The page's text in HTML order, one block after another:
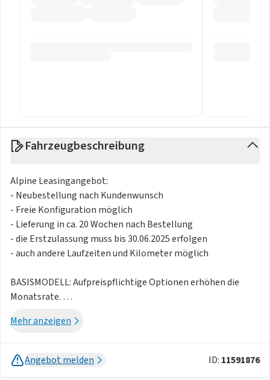
Fahrzeugbeschreibung
Alpine Leasingangebot:
- Neubestellung nach Kundenwunsch
- Freie Konfiguration möglich
- Lieferung in ca. 20 Wochen nach Bestellung
- die Erstzulassung muss bis 30.06.2025 erfolgen
- auch andere Laufzeiten und Kilometer möglich
BASISMODELL: Aufpreispflichtige Optionen erhöhen die
Monatsrate.
Mehr anzeigen
Angebot melden ID: 11591876